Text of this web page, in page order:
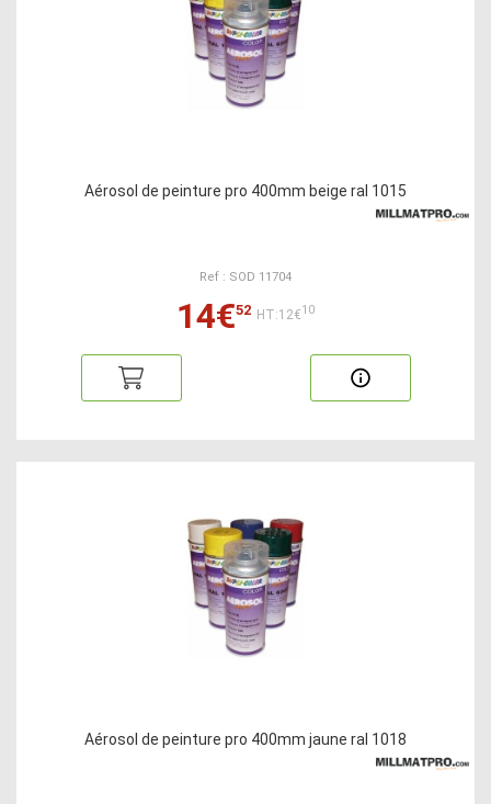
Aérosol de peinture pro 400mm beige ral 1015
Ref : SOD 11704
14€52 HT:12€10
Aérosol de peinture pro 400mm jaune ral 1018